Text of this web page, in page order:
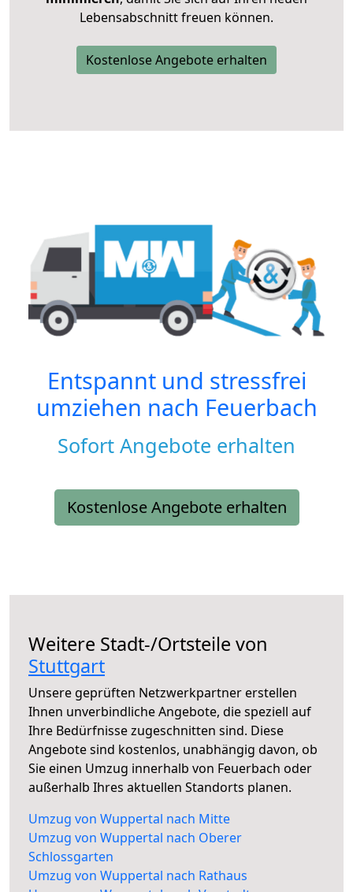
Lebensabschnitt freuen können.
Kostenlose Angebote erhalten
Entspannt und stressfrei
umziehen nach Feuerbach
Sofort Angebote erhalten
Kostenlose Angebote erhalten
Weitere Stadt-/Ortsteile von
Stuttgart
Unsere geprüften Netzwerkpartner erstellen
Ihnen unverbindliche Angebote, die speziell auf
Ihre Bedürfnisse zugeschnitten sind. Diese
Angebote sind kostenlos, unabhängig davon, ob
Sie einen Umzug innerhalb von Feuerbach oder
außerhalb Ihres aktuellen Standorts planen.
Umzug von Wuppertal nach Mitte
Umzug von Wuppertal nach Oberer
Schlossgarten
Umzug von Wuppertal nach Rathaus